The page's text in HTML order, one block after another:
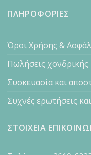
ΠΛΗΡΟΦΟΡΙΕΣ
Όροι Χρήσης &
Πωλήσεις χονδρικής
Συσκευασία και
Συχνές ερωτήσεις
ΣΤΟΙΧΕΙΑ